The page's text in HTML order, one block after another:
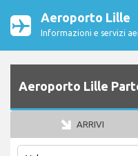
Aeroporto Lille
Informazioni e servizi
Aeroporto Lille
ARRIVI